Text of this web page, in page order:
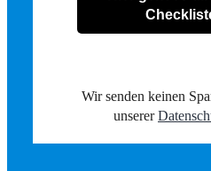
Wir senden keinen
unserer